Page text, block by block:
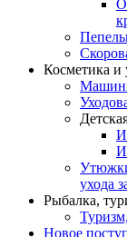
Косметика и
ухода
Рыбалка,
Новое